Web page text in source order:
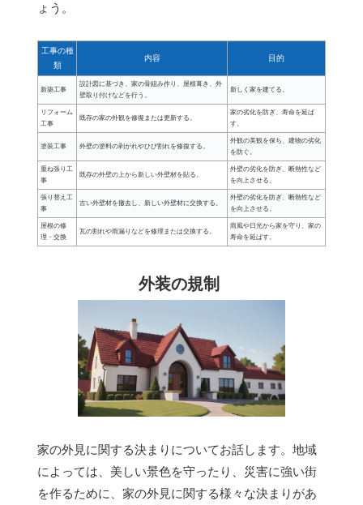
ょう。
工事の種
類
内容 目的
新築工事
設計図に基づき、家の骨組み作り、屋根葺き、外
壁取り付けなどを行う。
新しく家を建てる。
リフォーム
工事
既存の家の外観を修復または更新する。
家の劣化を防ぎ、寿命を延ば
す。
塗装工事 外壁の塗料の剥がれやひび割れを修復する。
外観の美観を保ち、建物の劣化
を防ぐ。
重ね張り工
事
既存の外壁の上から新しい外壁材を貼る。
外壁の劣化を防ぎ、断熱性など
を向上させる。
張り替え工
事
古い外壁材を撤去し、新しい外壁材に交換する。
外壁の劣化を防ぎ、断熱性など
を向上させる。
屋根の修
理・交換
瓦の割れや雨漏りなどを修理または交換する。
雨風や日光から家を守り、家の
寿命を延ばす。
外装の規制
家の外見に関する決まりについてお話します。地域
によっては、美しい景色を守ったり、災害に強い街
を作るために、家の外見に関する様々な決まりがあ